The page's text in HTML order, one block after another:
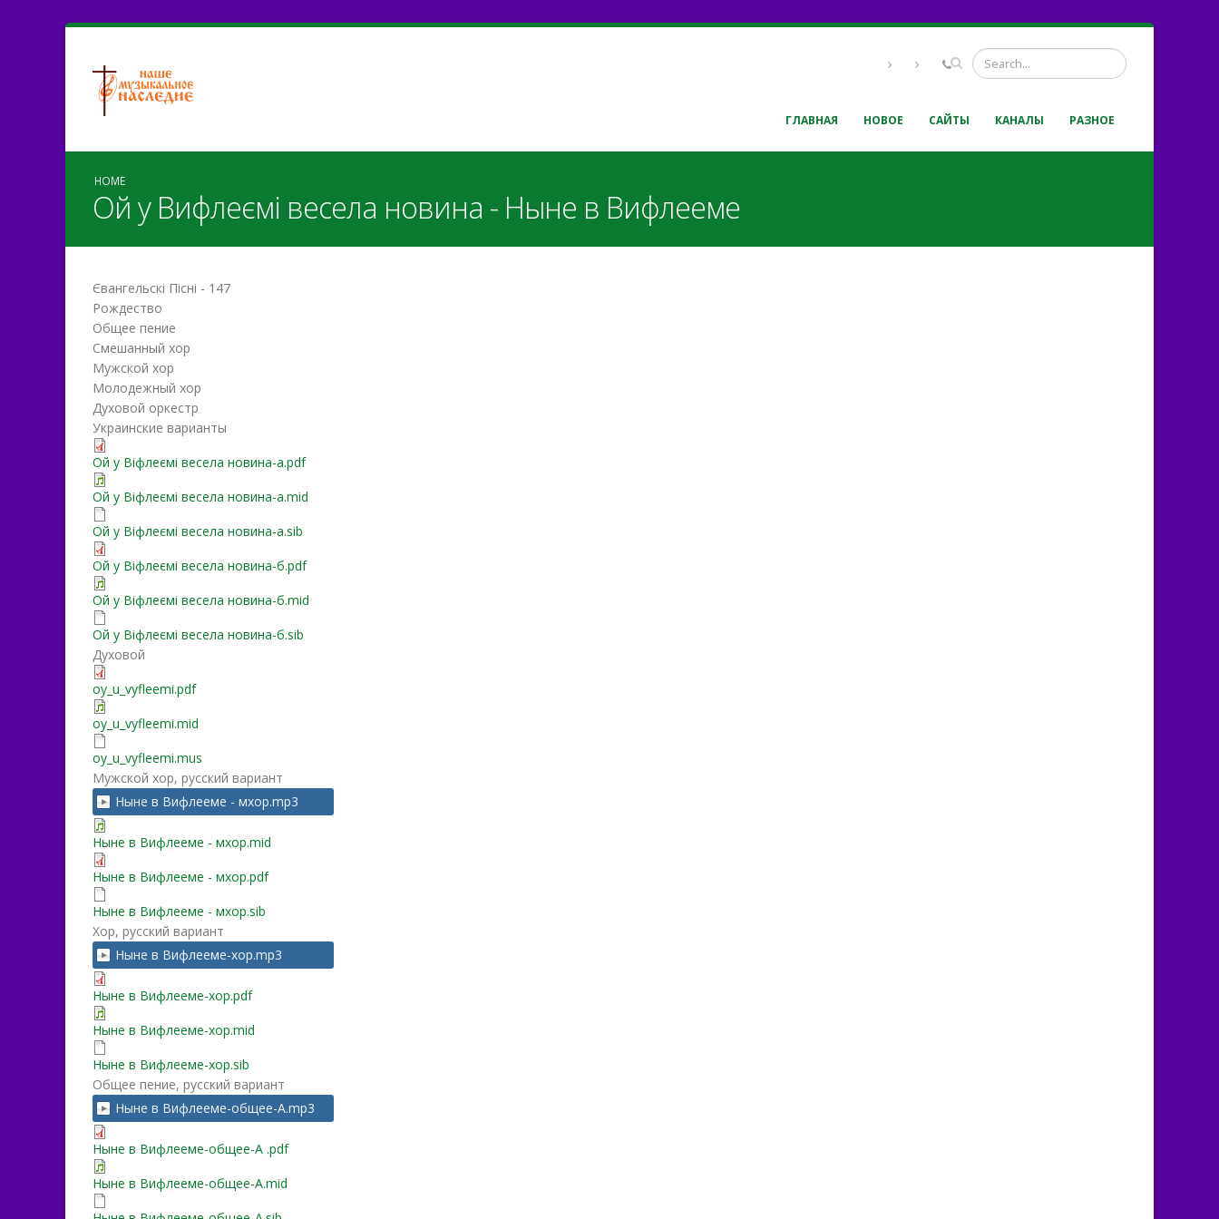
ГЛАВНАЯ НОВОЕ САЙТЫ КАНАЛЫ РАЗНОЕ
HOME
Ой у Вифлеємі весела новина - Ныне в Вифлееме
Євангельскі Пісні - 147
Рождество
Общее пение
Смешанный хор
Мужской хор
Молодежный хор
Духовой оркестр
Украинские варианты
Ой у Віфлеємі весела новина-а.pdf
Ой у Віфлеємі весела новина-а.mid
Ой у Віфлеємі весела новина-а.sib
Ой у Віфлеємі весела новина-б.pdf
Ой у Віфлеємі весела новина-б.mid
Ой у Віфлеємі весела новина-б.sib
Духовой
oy_u_vyfleemi.pdf
oy_u_vyfleemi.mid
oy_u_vyfleemi.mus
Мужской хор, русский вариант
Ныне в Вифлееме - мхор.mp3
Ныне в Вифлееме - мхор.mid
Ныне в Вифлееме - мхор.pdf
Ныне в Вифлееме - мхор.sib
Хор, русский вариант
Ныне в Вифлееме-хор.mp3
Ныне в Вифлееме-хор.pdf
Ныне в Вифлееме-хор.mid
Ныне в Вифлееме-хор.sib
Общее пение, русский вариант
Ныне в Вифлееме-общее-A.mp3
Ныне в Вифлееме-общее-A .pdf
Ныне в Вифлееме-общее-A.mid